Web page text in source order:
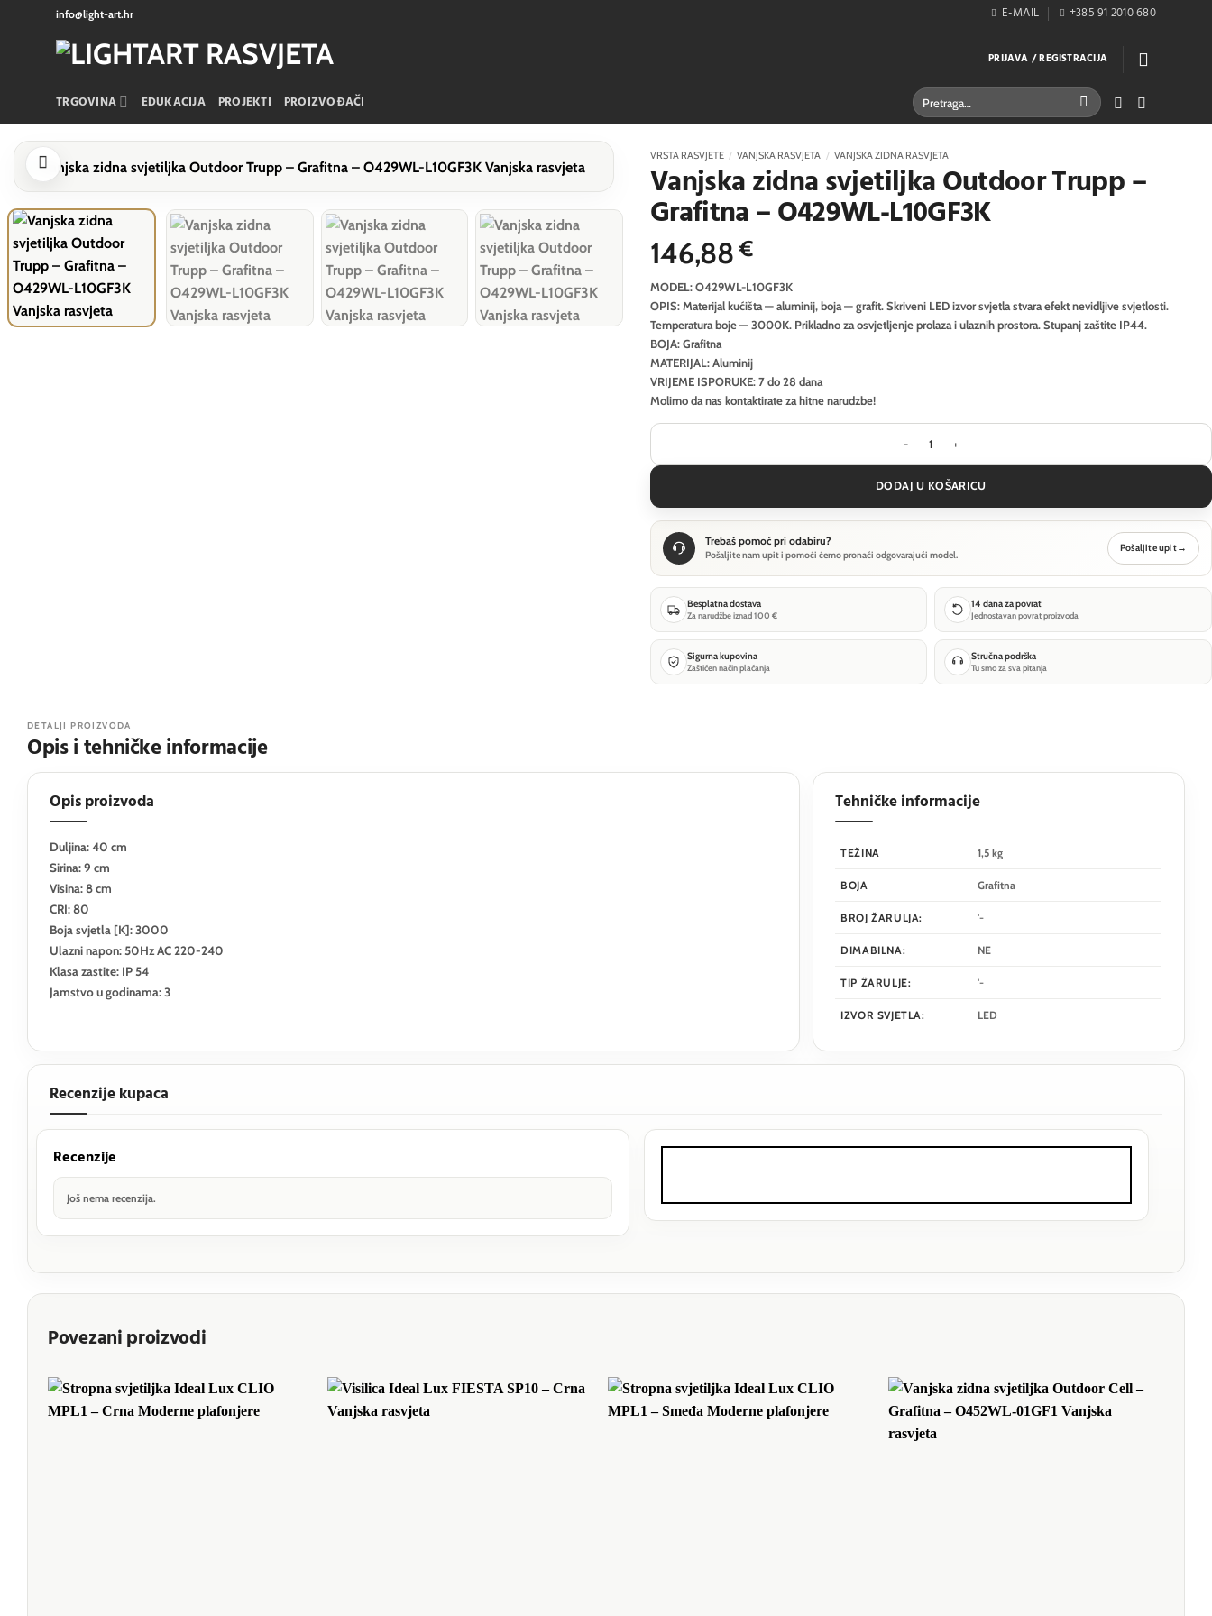
info@light-art.hr E-MAIL +385 91 2010 680
PRIJAVA / REGISTRACIJA
TRGOVINA EDUKACIJA PROJEKTI PROIZVOĐAČI Pretraži:
VRSTA RASVJETE / VANJSKA RASVJETA / VANJSKA ZIDNA RASVJETA
Vanjska zidna svjetiljka Outdoor Trupp –
Grafitna – O429WL-L10GF3K
146,88€
MODEL: O429WL-L10GF3K
OPIS: Materijal kućišta — aluminij, boja — grafit. Skriveni LED izvor svjetla stvara efekt nevidljive svjetlosti.
Temperatura boje — 3000K. Prikladno za osvjetljenje prolaza i ulaznih prostora. Stupanj zaštite IP44.
BOJA: Grafitna
MATERIJAL: Aluminij
VRIJEME ISPORUKE: 7 do 28 dana
Molimo da nas kontaktirate za hitne narudzbe!
Vanjska zidna svjetiljka Outdoor Trupp - Grafitna -
DODAJ U KOŠARICU
Trebaš pomoć pri odabiru?
Pošaljite nam upit i pomoći ćemo pronaći odgovarajući model.
Pošaljite upit→
Besplatna dostava
Za narudžbe iznad 100 €
14 dana za povrat
Jednostavan povrat proizvoda
Sigurna kupovina
Zaštićen način plaćanja
Stručna podrška
Tu smo za sva pitanja
DETALJI PROIZVODA
Opis i tehničke informacije
Opis proizvoda
Duljina: 40 cm
Sirina: 9 cm
Visina: 8 cm
CRI: 80
Boja svjetla [K]: 3000
Ulazni napon: 50Hz AC 220-240
Klasa zastite: IP 54
Jamstvo u godinama: 3
Tehničke informacije
TEŽINA 1,5 kg
BOJA Grafitna
BROJ ŽARULJA: '-
DIMABILNA: NE
TIP ŽARULJE: '-
IZVOR SVJETLA: LED
Recenzije kupaca
Recenzije
Još nema recenzija.
Povezani proizvodi